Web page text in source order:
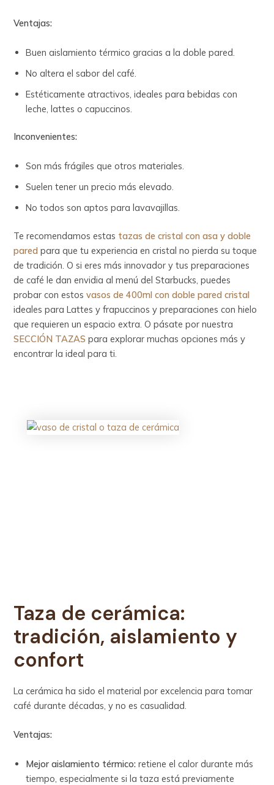
Ventajas:
Buen aislamiento térmico gracias a la doble pared.
No altera el sabor del café.
Estéticamente atractivos, ideales para bebidas con
leche, lattes o capuccinos.
Inconvenientes:
Son más frágiles que otros materiales.
Suelen tener un precio más elevado.
No todos son aptos para lavavajillas.
Te recomendamos estas tazas de cristal con asa y doble
pared para que tu experiencia en cristal no pierda su toque
de tradición. O si eres más innovador y tus preparaciones
de café le dan envidia al menú del Starbucks, puedes
probar con estosvasos de 400ml con doble pared cristal
ideales para Lattes y frapuccinos y preparaciones con hielo
que requieren un espacio extra. O pásate por nuestra
SECCIÓN TAZAS para explorar muchas opciones más y
encontrar la ideal para ti.
Taza de cerámica:
tradición, aislamiento y
confort
La cerámica ha sido el material por excelencia para tomar
café durante décadas, y no es casualidad.
Ventajas:
Mejor aislamiento térmico: retiene el calor durante más
tiempo, especialmente si la taza está previamente